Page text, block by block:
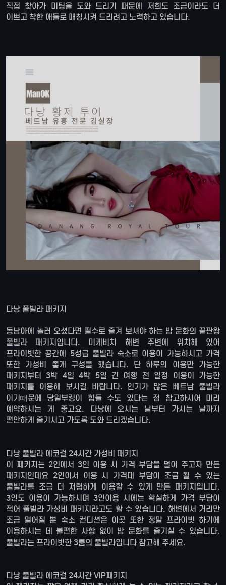
직접 찾아가 미팅을 도와 드리기 때문에 저희도 조금이라도 더
이쁘고 착한 애들로 매칭시켜 드리려고 노력하고 있습니다.
다낭 풀빌라 패키지
동남아에 놀러 오셨다면 필수로 즐겨 보셔야 하는 밤 문화의 끝판왕
풀빌라 패키지입니다. 미케비치 해변 주변에 위치해 있어
프라이빗한 공간에 5성급 풀빌라 숙소로 이용이 가능하시고 가격
또한 가성비 좋게 구성을 했습니다. 단 하루의 이용만 가능한
패키지부터 3박 4일 4박 5일 긴 여행 전 일정 이용이 가능한
패키지를 이용해 보시길 바랍니다. 인기가 많은 베트남 풀빌라
이기떄문에 당일부킹이 힘들 수도 있다는 점 참고하시어 미리
예약하시는 게 좋고요. 다낭에 오시는 날부터 가시는 날까지
편안하게 즐기시고 가도록 도와 드리겠습니다.
다낭 풀빌라 에코걸 24시간 가성비 패키지
이 패키지는 2인에서 3인 이용 시 가격 부담을 덜어 주고자 만든
패키지인데요 2인이서 이용 시 가격대 부담이 조금 될 수 있는
풀빌라를 조금 더 저렴하게 이용할 수 있게 만든 패키지입니다.
3인도 이용이 가능하시며 3인이용 시에는 확실하게 가격 부담이
적어 풀빌라 가성비 패키지라고도 할 수 있습니다. 해변에서 거리만
조금 멀어질 뿐 숙소 컨디션은 이곳 또한 정말 프라이빗 하기에
이용하시는 데 불편한 사항 없이 밤 문화를 즐기실 수 있습니다.
풀빌라는 프라이빗한 3룸의 풀빌라입니다 참고해 주세요.
다낭 풀빌라 에코걸 24시간 VIP패키지